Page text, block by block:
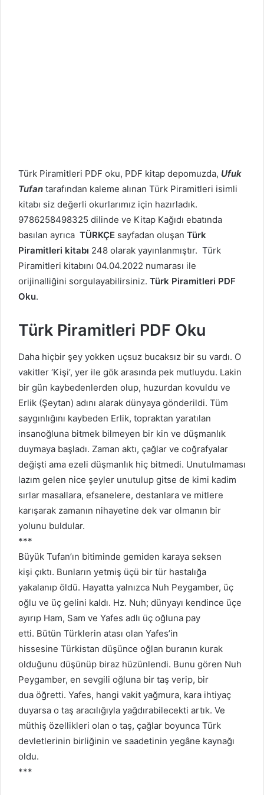
Türk Piramitleri PDF oku, PDF kitap depomuzda, Ufuk
Tufan tarafından kaleme alınan Türk Piramitleri isimli
kitabı siz değerli okurlarımız için hazırladık.
9786258498325 dilinde ve Kitap Kağıdı ebatında
basılan ayrıca TÜRKÇE sayfadan oluşan Türk
Piramitleri kitabı 248 olarak yayınlanmıştır. Türk
Piramitleri kitabını 04.04.2022 numarası ile
orijinalliğini sorgulayabilirsiniz. Türk Piramitleri PDF
Oku.
Türk Piramitleri PDF Oku
Daha hiçbir şey yokken uçsuz bucaksız bir su vardı. O
vakitler ‘Kişi’, yer ile gök arasında pek mutluydu. Lakin
bir gün kaybedenlerden olup, huzurdan kovuldu ve
Erlik (Şeytan) adını alarak dünyaya gönderildi. Tüm
saygınlığını kaybeden Erlik, topraktan yaratılan
insanoğluna bitmek bilmeyen bir kin ve düşmanlık
duymaya başladı. Zaman aktı, çağlar ve coğrafyalar
değişti ama ezeli düşmanlık hiç bitmedi. Unutulmaması
lazım gelen nice şeyler unutulup gitse de kimi kadim
sırlar masallara, efsanelere, destanlara ve mitlere
karışarak zamanın nihayetine dek var olmanın bir
yolunu buldular.
***
Büyük Tufan’ın bitiminde gemiden karaya seksen
kişi çıktı. Bunların yetmiş üçü bir tür hastalığa
yakalanıp öldü. Hayatta yalnızca Nuh Peygamber, üç
oğlu ve üç gelini kaldı. Hz. Nuh; dünyayı kendince üçe
ayırıp Ham, Sam ve Yafes adlı üç oğluna pay
etti. Bütün Türklerin atası olan Yafes’in
hissesine Türkistan düşünce oğlan buranın kurak
olduğunu düşünüp biraz hüzünlendi. Bunu gören Nuh
Peygamber, en sevgili oğluna bir taş verip, bir
dua öğretti. Yafes, hangi vakit yağmura, kara ihtiyaç
duyarsa o taş aracılığıyla yağdırabilecekti artık. Ve
müthiş özellikleri olan o taş, çağlar boyunca Türk
devletlerinin birliğinin ve saadetinin yegâne kaynağı
oldu.
***